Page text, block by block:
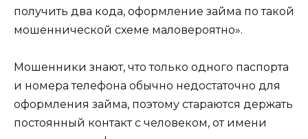
получить два кода, оформление займа по такой
мошеннической схеме маловероятно».
Мошенники знают, что только одного паспорта
и номера телефона обычно недостаточно для
оформления займа, поэтому стараются держать
постоянный контакт с человеком, от имени